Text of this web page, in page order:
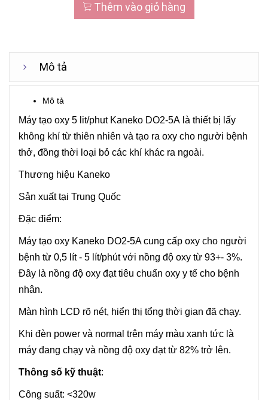
Thêm vào giỏ hàng
Mô tả
Mô tả
Máy tạo oxy 5 lit/phut Kaneko DO2-5A là thiết bị lấy
không khí từ thiên nhiên và tạo ra oxy cho người bệnh
thở, đồng thời loại bỏ các khí khác ra ngoài.
Thương hiệu Kaneko
Sản xuất tại Trung Quốc
Đặc điểm:
Máy tạo oxy Kaneko DO2-5A cung cấp oxy cho người
bệnh từ 0,5 lít - 5 lít/phút với nồng độ oxy từ 93+- 3%.
Đây là nồng độ oxy đạt tiêu chuẩn oxy y tế cho bệnh
nhân.
Màn hình LCD rõ nét, hiển thị tổng thời gian đã chạy.
Khi đèn power và normal trên máy màu xanh tức là
máy đang chạy và nồng độ oxy đạt từ 82% trở lên.
Thông số kỹ thuật:
Công suất: <320w